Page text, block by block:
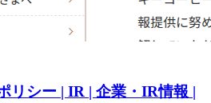
リシー | IR | 企業・IR情報 |